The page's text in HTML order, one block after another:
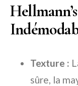
Texture :
sûre, la